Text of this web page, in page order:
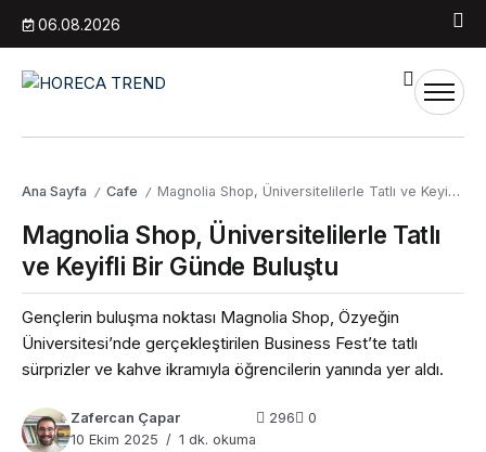
06.08.2026
Ana Sayfa / Cafe / Magnolia Shop, Üniversitelilerle Tatlı ve Keyifli Bir Günde Buluştu
Magnolia Shop, Üniversitelilerle Tatlı
ve Keyifli Bir Günde Buluştu
Gençlerin buluşma noktası Magnolia Shop, Özyeğin
Üniversitesi’nde gerçekleştirilen Business Fest’te tatlı
sürprizler ve kahve ikramıyla öğrencilerin yanında yer aldı.
Zafercan Çapar
10 Ekim 2025
1 dk. okuma
296 0